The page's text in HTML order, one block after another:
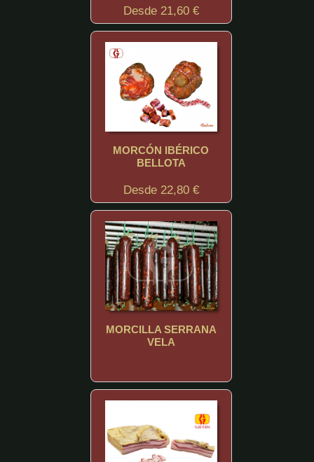
Desde 21,60 €
MORCÓN IBÉRICO
BELLOTA
Desde 22,80 €
MORCILLA SERRANA
VELA